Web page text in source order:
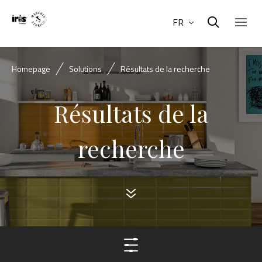
FR
Homepage Solutions Résultats de la recherche
Résultats de la
recherche